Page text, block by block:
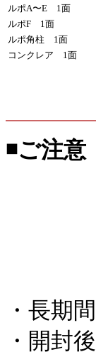
ルポA〜E 1面
ルポF 1面
ルポ角柱 1面
コンクレア 1面
◾️ご注意
・長期
・開封